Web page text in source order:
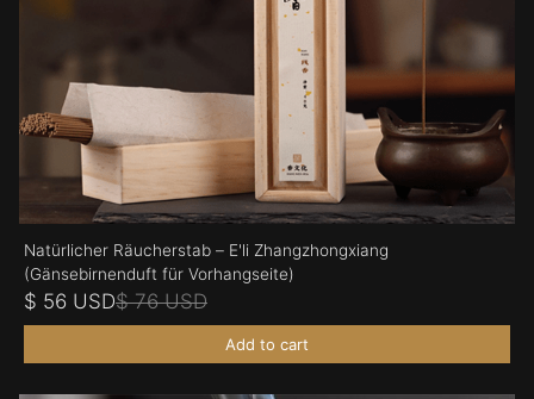
Natürlicher Räucherstab – E'li Zhangzhongxiang
(Gänsebirnenduft für Vorhangseite)
$ 56 USD$ 76 USD
Add to cart